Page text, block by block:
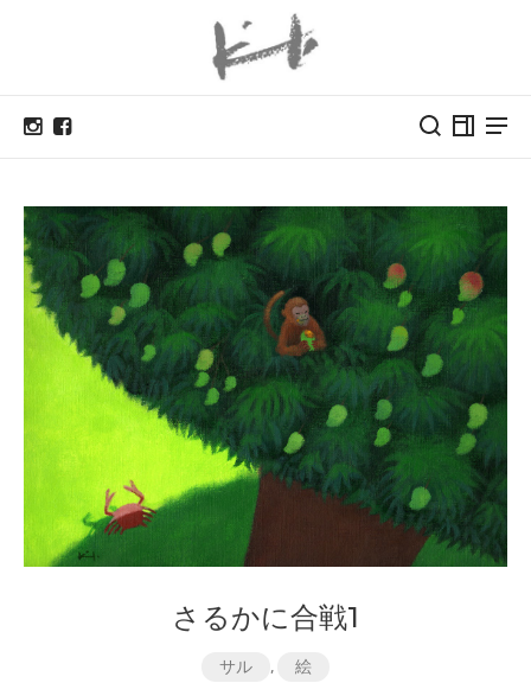
さるかに合戦1
サル , 絵